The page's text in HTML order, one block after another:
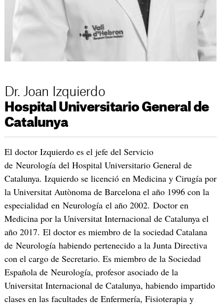
Dr. Joan Izquierdo
Hospital Universitario General de
Catalunya
El doctor Izquierdo es el jefe del Servicio
de Neurología del Hospital Universitario General de
Catalunya. Izquierdo se licenció en Medicina y Cirugía por
la Universitat Autònoma de Barcelona el año 1996 con la
especialidad en Neurología el año 2002. Doctor en
Medicina por la Universitat Internacional de Catalunya el
año 2017. El doctor es miembro de la sociedad Catalana
de Neurología habiendo pertenecido a la Junta Directiva
con el cargo de Secretario. Es miembro de la Sociedad
Española de Neurología, profesor asociado de la
Universitat Internacional de Catalunya, habiendo impartido
clases en las facultades de Enfermería, Fisioterapia y